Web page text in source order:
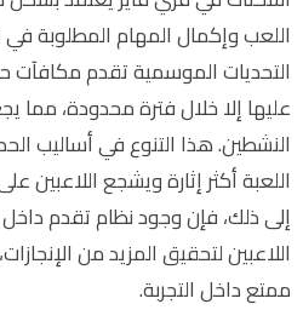
اللعب وإكمال المهام المطلوبة
التحديات الموسمية تقدم
عليها إلا خلال فترة محدودة، مما
النشطين. هذا التنوع في أساليب
اللعبة أكثر إثارة ويشجع اللاعبين
إلى ذلك، فإن وجود نظام تقدم
اللاعبين لتحقيق المزيد من
ممتع داخل التجربة.